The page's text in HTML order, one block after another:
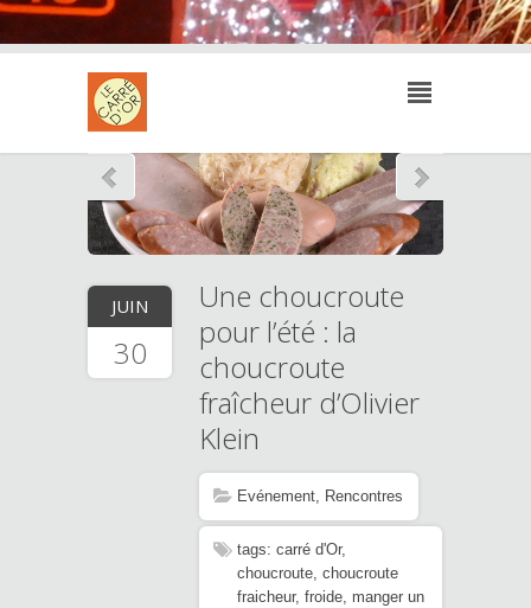
JUIN
30
Une choucroute
pour l’été : la
choucroute
fraîcheur d’Olivier
Klein
Evénement, Rencontres
tags: carré d'Or,
choucroute, choucroute
fraicheur, froide, manger un